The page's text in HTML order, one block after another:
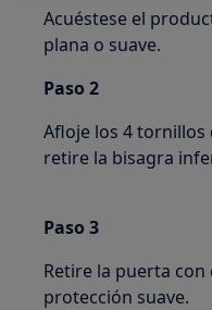
Acuéstese el
plana o suave.
Paso 2
Afloje los 4
retire la bisagra
Paso 3
Retire la puerta
protección suave.